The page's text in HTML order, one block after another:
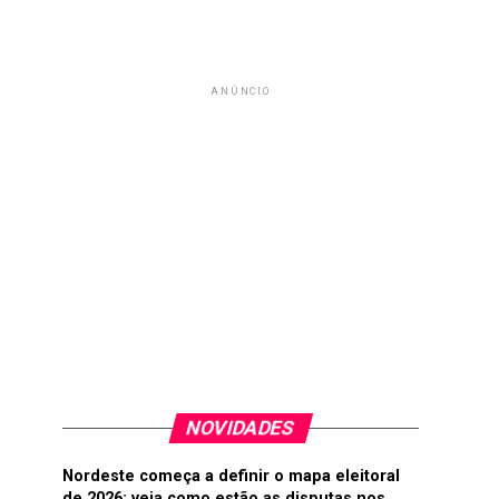
ANÚNCIO
NOVIDADES
Nordeste começa a definir o mapa eleitoral